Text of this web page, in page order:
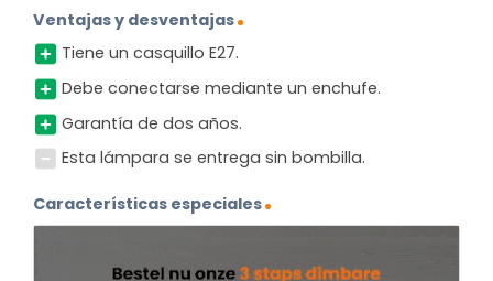
Ventajas y desventajas
Tiene un casquillo E27.
Debe conectarse mediante un enchufe.
Garantía de dos años.
Esta lámpara se entrega sin bombilla.
Características especiales